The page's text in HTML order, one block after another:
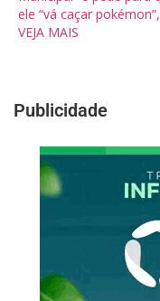
ele “vá caçar pokémon”,
VEJA MAIS
Publicidade